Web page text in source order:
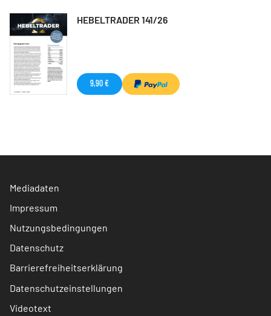
HEBELTRADER 141/26
9,90 €
Mediadaten
Impressum
Nutzungsbedingungen
Datenschutz
Barrierefreiheitserklärung
Datenschutzeinstellungen
Videotext